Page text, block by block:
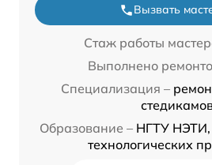
Вызвать
Стаж работы
Выполнено
Специализация –
Образование – НГТУ НЭТИ,
технологических